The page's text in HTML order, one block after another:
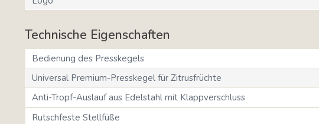
Technische Eigenschaften
Bedienung des Presskegels
Universal Premium-Presskegel für Zitrusfrüchte
Anti-Tropf-Auslauf aus Edelstahl mit Klappverschluss
Rutschfeste Stellfüße